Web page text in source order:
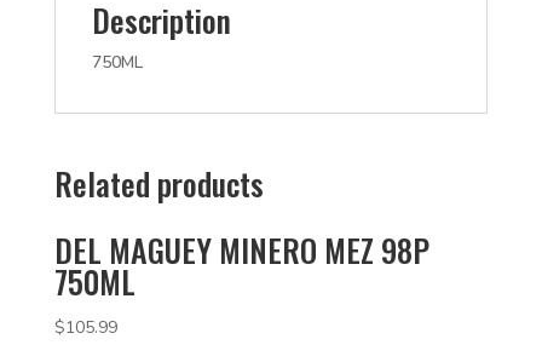
Description
750ML
Related products
DEL MAGUEY MINERO MEZ 98P
750ML
$105.99